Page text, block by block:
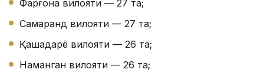
Фарғона вилояти — 27 та;
Самарқанд вилояти — 27 та;
Қашқадарё вилояти — 26 та;
Наманган вилояти — 26 та;